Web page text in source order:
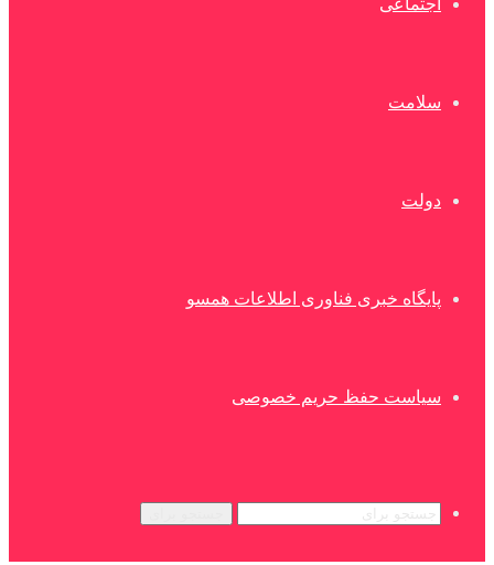
اجتماعی
سلامت
دولت
پایگاه خبری فناوری اطلاعات همسو
سیاست حفظ حریم خصوصی